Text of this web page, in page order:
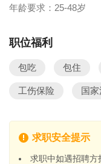
年龄要求：25-48岁
职位福利
包吃 包住
工伤保险 国
求职安全提示
求职中如遇招聘方